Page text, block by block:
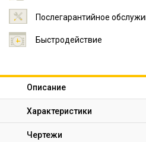
Послегарантийное
Быстродействие
Описание
Характеристики
Чертежи